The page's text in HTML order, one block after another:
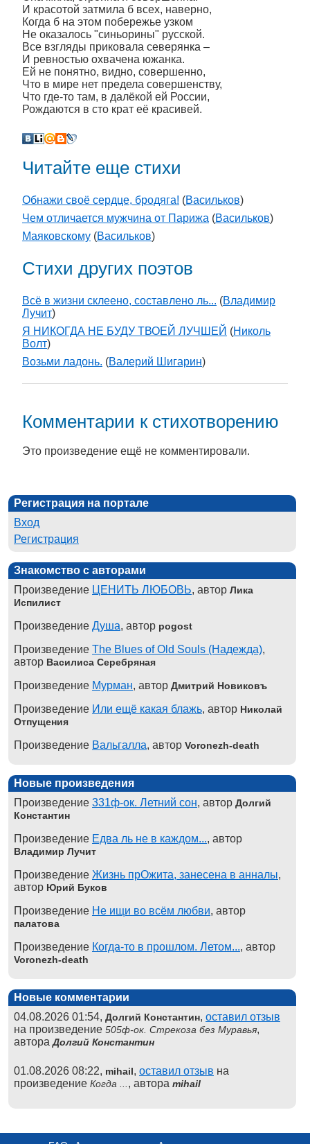
И красотой затмила б всех, наверно,
Когда б на этом побережье узком
Не оказалось "синьорины" русской.
Все взгляды приковала северянка –
И ревностью охвачена южанка.
Ей не понятно, видно, совершенно,
Что в мире нет предела совершенству,
Что где-то там, в далёкой ей России,
Рождаются в сто крат её красивей.
Читайте еще стихи
Обнажи своё сердце, бродяга! (Васильков)
Чем отличается мужчина от Парижа (Васильков)
Маяковскому (Васильков)
Стихи других поэтов
Всё в жизни склеено, составлено ль... (Владимир
Лучит)
Я НИКОГДА НЕ БУДУ ТВОЕЙ ЛУЧШЕЙ (Николь
Волт)
Возьми ладонь. (Валерий Шигарин)
Комментарии к стихотворению
Это произведение ещё не комментировали.
Регистрация на портале
Вход
Регистрация
Знакомство с авторами
Произведение ЦЕНИТЬ ЛЮБОВЬ, автор Лика
Испилист
Произведение Душа, автор pogost
Произведение The Blues of Old Souls (Надежда),
автор Василиса Серебряная
Произведение Мурман, автор Дмитрий Новиковъ
Произведение Или ещё какая блажь, автор Николай
Отпущения
Произведение Вальгалла, автор Voronezh-death
Новые произведения
Произведение 331ф-ок. Летний сон, автор Долгий
Константин
Произведение Едва ль не в каждом..., автор
Владимир Лучит
Произведение Жизнь прОжита, занесена в анналы,
автор Юрий Буков
Произведение Не ищи во всём любви, автор
палатова
Произведение Когда-то в прошлом. Летом..., автор
Voronezh-death
Новые комментарии
04.08.2026 01:54, Долгий Константин, оставил отзыв
на произведение 505ф-ок. Стрекоза без Муравья,
автораДолгий Константин
01.08.2026 08:22, mihail, оставил отзыв на
произведение Когда ... , автора mihail